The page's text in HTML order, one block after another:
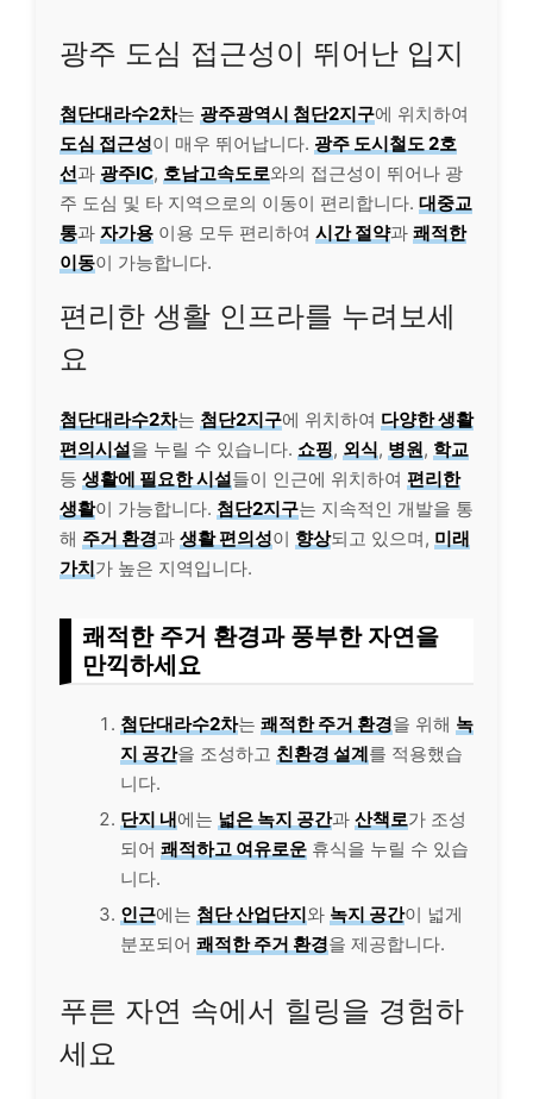
광주 도심 접근성이 뛰어난 입지
첨단대라수2차는 광주광역시 첨단2지구에 위치하여
도심 접근성이 매우 뛰어납니다. 광주 도시철도 2호
선과 광주IC, 호남고속도로와의 접근성이 뛰어나 광
주 도심 및 타 지역으로의 이동이 편리합니다. 대중교
통과 자가용 이용 모두 편리하여 시간 절약과 쾌적한
이동이 가능합니다.
편리한 생활 인프라를 누려보세
요
첨단대라수2차는 첨단2지구에 위치하여 다양한 생활
편의시설을 누릴 수 있습니다. 쇼핑, 외식, 병원, 학교
등 생활에 필요한 시설들이 인근에 위치하여 편리한
생활이 가능합니다. 첨단2지구는 지속적인 개발을 통
해 주거 환경과 생활 편의성이 향상되고 있으며, 미래
가치가 높은 지역입니다.
쾌적한 주거 환경과 풍부한 자연을
만끽하세요
첨단대라수2차는 쾌적한 주거 환경을 위해 녹
지 공간을 조성하고 친환경 설계를 적용했습
니다.
단지 내에는 넓은 녹지 공간과 산책로가 조성
되어 쾌적하고 여유로운 휴식을 누릴 수 있습
니다.
인근에는 첨단 산업단지와 녹지 공간이 넓게
분포되어 쾌적한 주거 환경을 제공합니다.
푸른 자연 속에서 힐링을 경험하
세요